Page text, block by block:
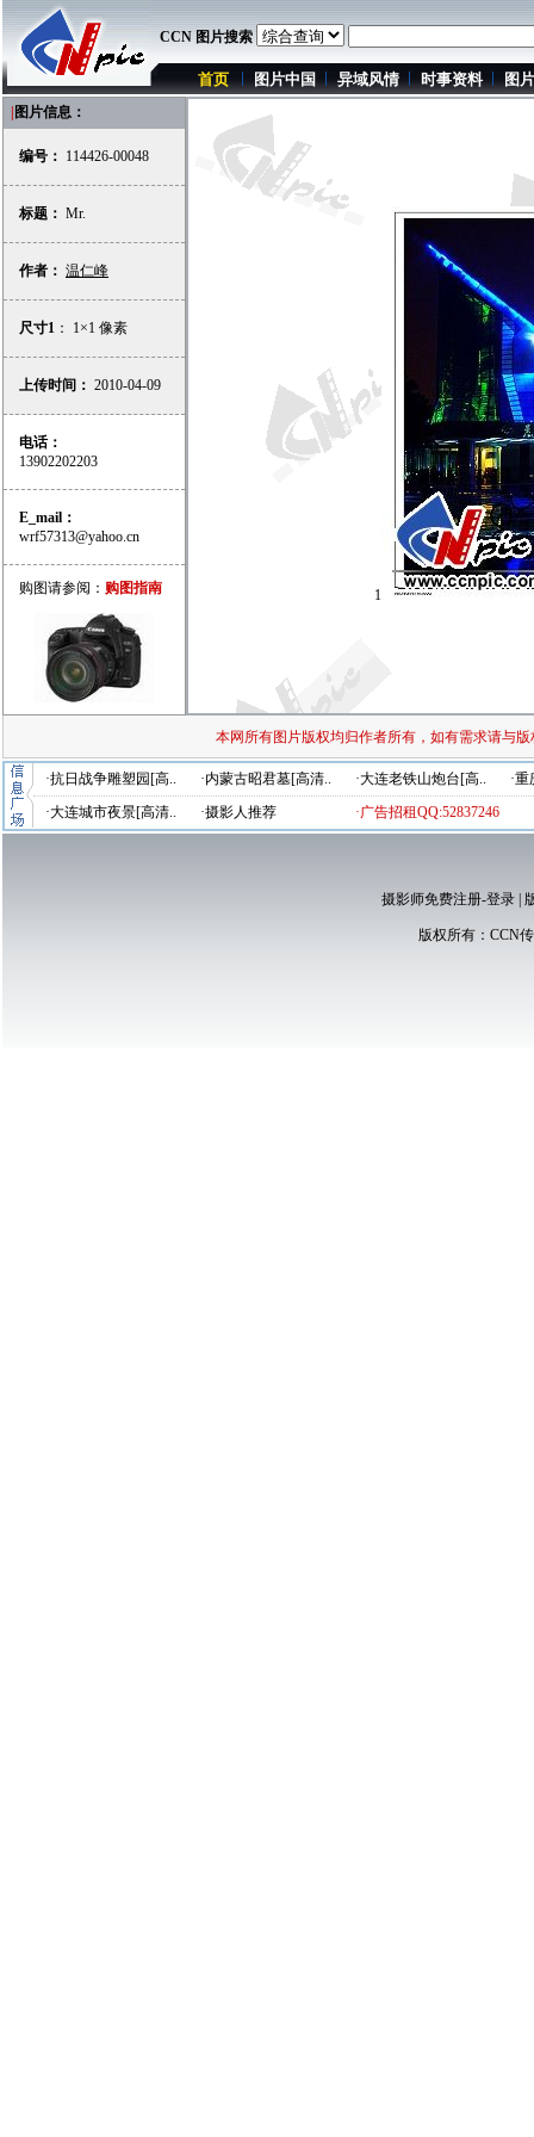
CCN 图片搜索
首页 图片中国 异域风情 时事资料 图
图片信息：
编号： 114426-00048
标题： Mr.
作者： 温仁峰
尺寸1 ： 1×1 像素
上传时间： 2010-04-09
电话：
13902202203
E_mail：
wrf57313@yahoo.cn
购图请参阅： 购图指南 1
本网所有图片版权均归作者所有，如有需求请与
·抗日战争雕塑园[高.. ·内蒙古昭君墓[高清.. ·大连老铁山炮台[高..
·
·大连城市夜景[高清..
·摄影人推荐 ·广告招租QQ:52837246
摄影师免费注册-登录|
版权所有： CCN